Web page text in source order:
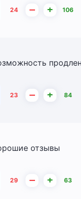
24 – + 106
23 – + 84
отзывы
29 – + 63